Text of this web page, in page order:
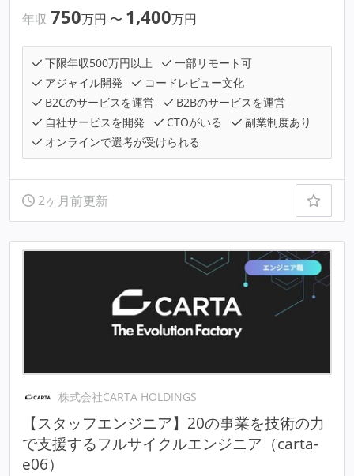
年収 750万円 〜 1,400万円
下限年収500万円以上
一部リモート可
アジャイル開発
コードレビュー文化
B2Cのサービスを運営
B2Bのサービスを運営
自社サービスを開発
CTOがいる
副業制度あり
オンラインで選考が受けられる
2ヶ月前更新
株式会社CARTA HOLDINGS
【スタッフエンジニア】20の事業を技術の力
で支援するフルサイクルエンジニア（carta-
e06）